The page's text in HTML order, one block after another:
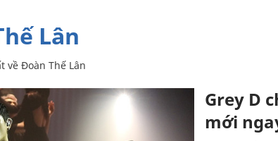
Lân
về Đoàn Thế Lân
Grey D
mới